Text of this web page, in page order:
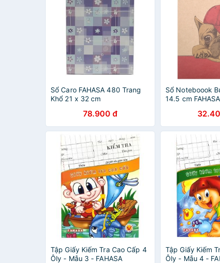
Sổ Caro FAHASA 480 Trang
Khổ 21 x 32 cm
78.900 đ
Sổ Noteboook
14.5 cm
Tập Giấy Kiếm Tra Cao Cấp 4
Ôly - Mẫu 3 - FAHASA
Tập Giấy Kiếm
Ôly - Mẫu 4 -